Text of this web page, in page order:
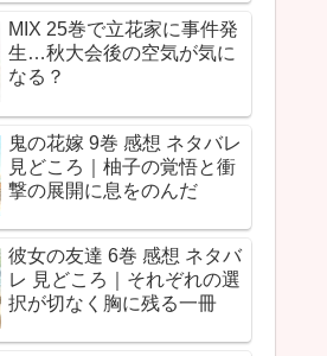
MIX 25巻で立花家に事件発
生…秋大会後の空気が気に
なる？
鬼の花嫁 9巻 感想 ネタバレ
見どころ｜柚子の覚悟と衝
撃の展開に息をのんだ
彼女の友達 6巻 感想 ネタバ
レ 見どころ｜それぞれの選
択が切なく胸に残る一冊